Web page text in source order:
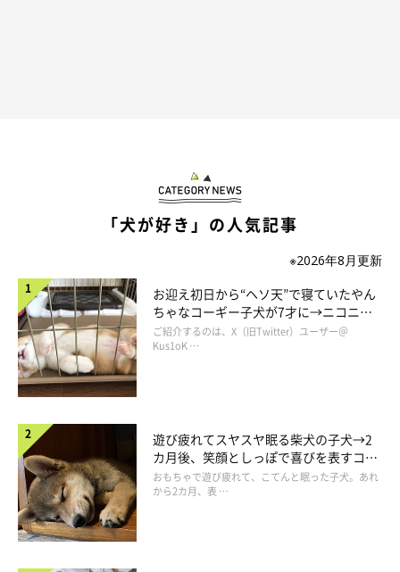
「犬が好き」の人気記事
※2026年8月更新
お迎え初日から“ヘソ天”で寝ていたやん
ちゃなコーギー子犬が7才に→ニコニ
コ“コーギースマイル”が魅力のコに成
長！
ご紹介するのは、X（旧Twitter）ユーザー＠
Kus1oK …
遊び疲れてスヤスヤ眠る柴犬の子犬→2
カ月後、笑顔としっぽで喜びを表すコに
成長！
おもちゃで遊び疲れて、こてんと眠った子犬。あれ
から2カ月、表 …